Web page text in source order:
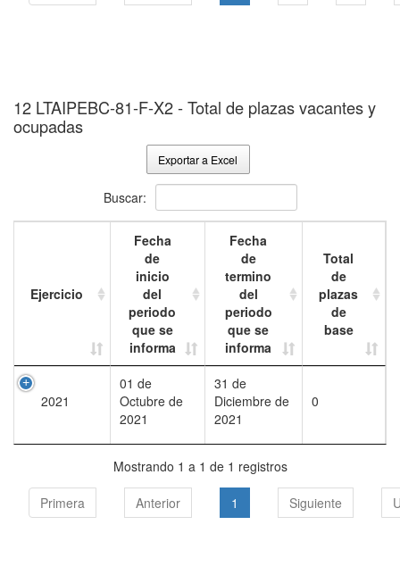
12 LTAIPEBC-81-F-X2 - Total de plazas vacantes y
ocupadas
Exportar a Excel
Buscar:
Ejercicio
Fecha
de
inicio
del
periodo
que se
informa
Fecha
de
termino
del
periodo
que se
informa
Total
de
plazas
de
base
2021
01 de
Octubre de
2021
31 de
Diciembre de
2021
0
Mostrando 1 a 1 de 1 registros
Primera Anterior 1 Siguiente